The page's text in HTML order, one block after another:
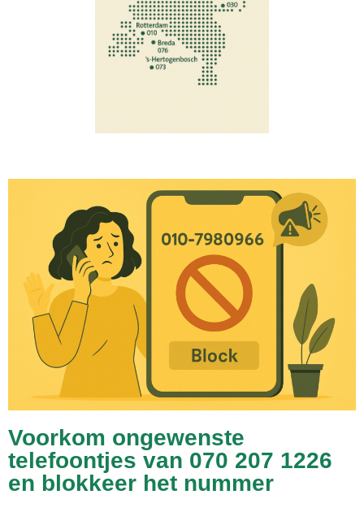
Voorkom ongewenste
telefoontjes van 070 207 1226
en blokkeer het nummer